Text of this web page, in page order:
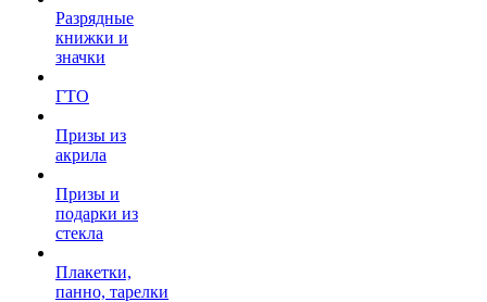
Разрядные
книжки и
значки
ГТО
Призы из
акрила
Призы и
подарки из
стекла
Плакетки,
панно, тарелки